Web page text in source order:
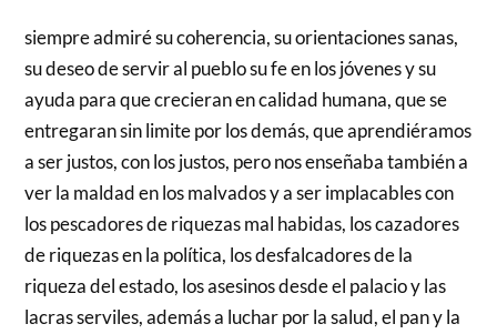
siempre admiré su coherencia, su orientaciones sanas,
su deseo de servir al pueblo su fe en los jóvenes y su
ayuda para que crecieran en calidad humana, que se
entregaran sin limite por los demás, que aprendiéramos
a ser justos, con los justos, pero nos enseñaba también a
ver la maldad en los malvados y a ser implacables con
los pescadores de riquezas mal habidas, los cazadores
de riquezas en la política, los desfalcadores de la
riqueza del estado, los asesinos desde el palacio y las
lacras serviles, además a luchar por la salud, el pan y la